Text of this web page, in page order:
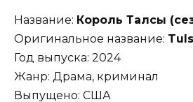
Название: Король Талсы
Оригинальное название:
Год выпуска: 2024
Жанр: Драма, криминал
Выпущено: США